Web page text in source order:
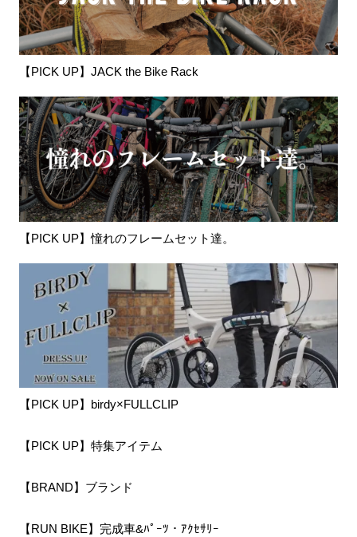
【PICK UP】JACK the Bike Rack
【PICK UP】憧れのフレームセット達。
【PICK UP】birdy×FULLCLIP
【PICK UP】特集アイテム
【BRAND】ブランド
【RUN BIKE】完成車&ﾊﾟｰﾂ・ｱｸｾｻﾘｰ